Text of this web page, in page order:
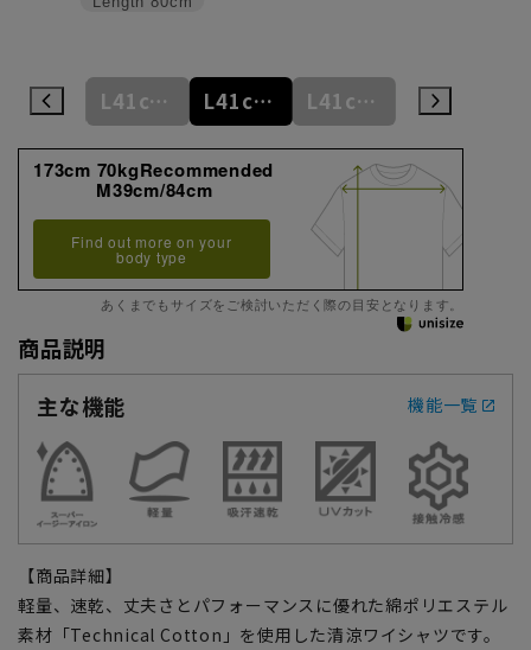
L41cm/78cm L41cm/80cm L41cm/82cm L41cm/84cm
173cm 70kgRecommended
M39cm/84cm
Find out more on your
body type
あくまでもサイズをご検討いただく際の目安となります。
商品説明
主な機能
機能一覧
【商品詳細】
軽量、速乾、丈夫さとパフォーマンスに優れた綿ポリエステル
素材「Technical Cotton」を使用した清涼ワイシャツです。